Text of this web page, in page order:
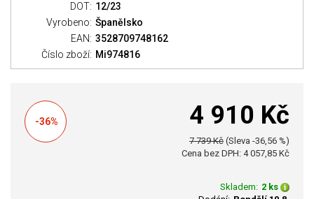
DOT: 12/23
Vyrobeno: Španělsko
EAN: 3528709748162
Číslo zboží: Mi974816
-36% 4 910 Kč
7 739 Kč (Sleva -36,56 %)
Cena bez DPH: 4 057,85 Kč
Skladem: 2 ks